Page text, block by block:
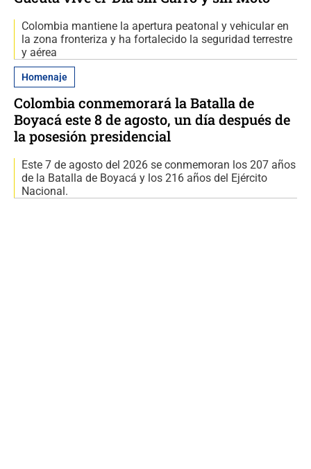
Colombia mantiene la apertura peatonal y vehicular en
la zona fronteriza y ha fortalecido la seguridad terrestre
y aérea
Homenaje
Colombia conmemorará la Batalla de
Boyacá este 8 de agosto, un día después de
la posesión presidencial
Este 7 de agosto del 2026 se conmemoran los 207 años
de la Batalla de Boyacá y los 216 años del Ejército
Nacional.